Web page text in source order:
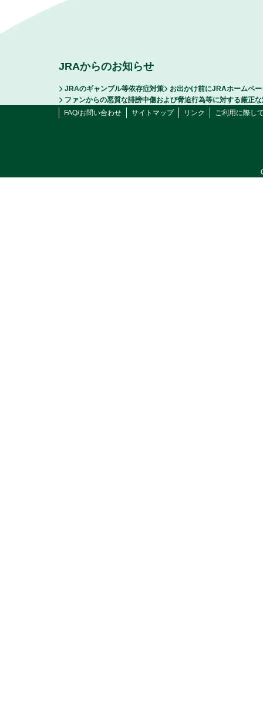
JRAからのお知らせ
JRAのギャンブル等依存症対策
お出かけ前にJRAホームペ
ファンからの悪質な誹謗中傷および脅迫行為等に対する厳正
FAQ/お問い合わせ
サイトマップ リンク ご利用に際し